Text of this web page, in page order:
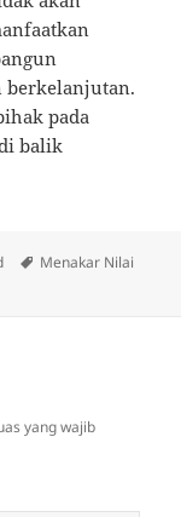
berkelanjutan.
pada
balik
Tag
Menakar Nilai
yang wajib